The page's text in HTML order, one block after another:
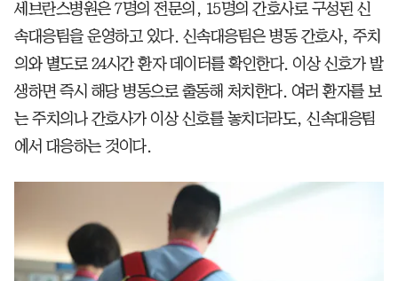
세브란스병원은 7명의 전문의, 15명의 간호사로 구성된 신
속대응팀을 운영하고 있다. 신속대응팀은 병동 간호사, 주치
의와 별도로 24시간 환자 데이터를 확인한다. 이상 신호가 발
생하면 즉시 해당 병동으로 출동해 처치한다. 여러 환자를 보
는 주치의나 간호사가 이상 신호를 놓치더라도, 신속대응팀
에서 대응하는 것이다.